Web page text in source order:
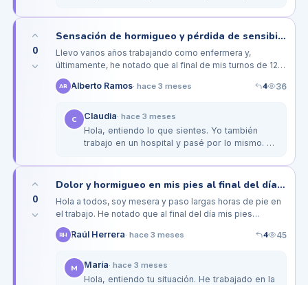
calcetines de compresión, ya que…
0
Sensación de hormigueo y pérdida de sensibilidad en mis pies después de trabajar 12 horas
Llevo varios años trabajando como enfermera y,
últimamente, he notado que al final de mis turnos de 12
horas, siento un hormigueo constante en mis pies y una
extraña pérdida de…
AR Alberto Ramos· hace 3 meses 4 36
C Claudia· hace 3 meses
Hola, entiendo lo que sientes. Yo también
trabajo en un hospital y pasé por lo mismo. Lo
ortopédicas que distribuyen…
0
Dolor y hormigueo en mis pies al final del día, ¿será por estar mucho tiempo de pie con diabetes?
Hola a todos, soy mesera y paso largas horas de pie en
el trabajo. He notado que al final del día mis pies
comienzan a doler y siento un hormigueo extraño,
especialmente en los…
RH Raúl Herrera· hace 3 meses 4 45
M María· hace 3 meses
Hola, entiendo tu situación. He trabajado en la